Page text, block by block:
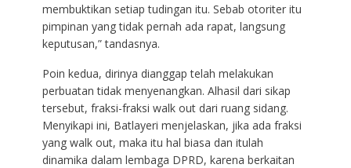
membuktikan setiap tudingan itu. Sebab otoriter itu
pimpinan yang tidak pernah ada rapat, langsung
keputusan,” tandasnya.
Poin kedua, dirinya dianggap telah melakukan
perbuatan tidak menyenangkan. Alhasil dari sikap
tersebut, fraksi-fraksi walk out dari ruang sidang.
Menyikapi ini, Batlayeri menjelaskan, jika ada fraksi
yang walk out, maka itu hal biasa dan itulah
dinamika dalam lembaga DPRD, karena berkaitan